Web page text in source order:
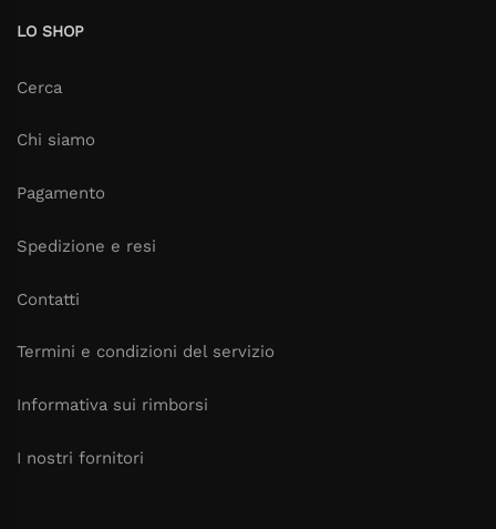
LO SHOP
Cerca
Chi siamo
Pagamento
Spedizione e resi
Contatti
Termini e condizioni del servizio
Informativa sui rimborsi
I nostri fornitori